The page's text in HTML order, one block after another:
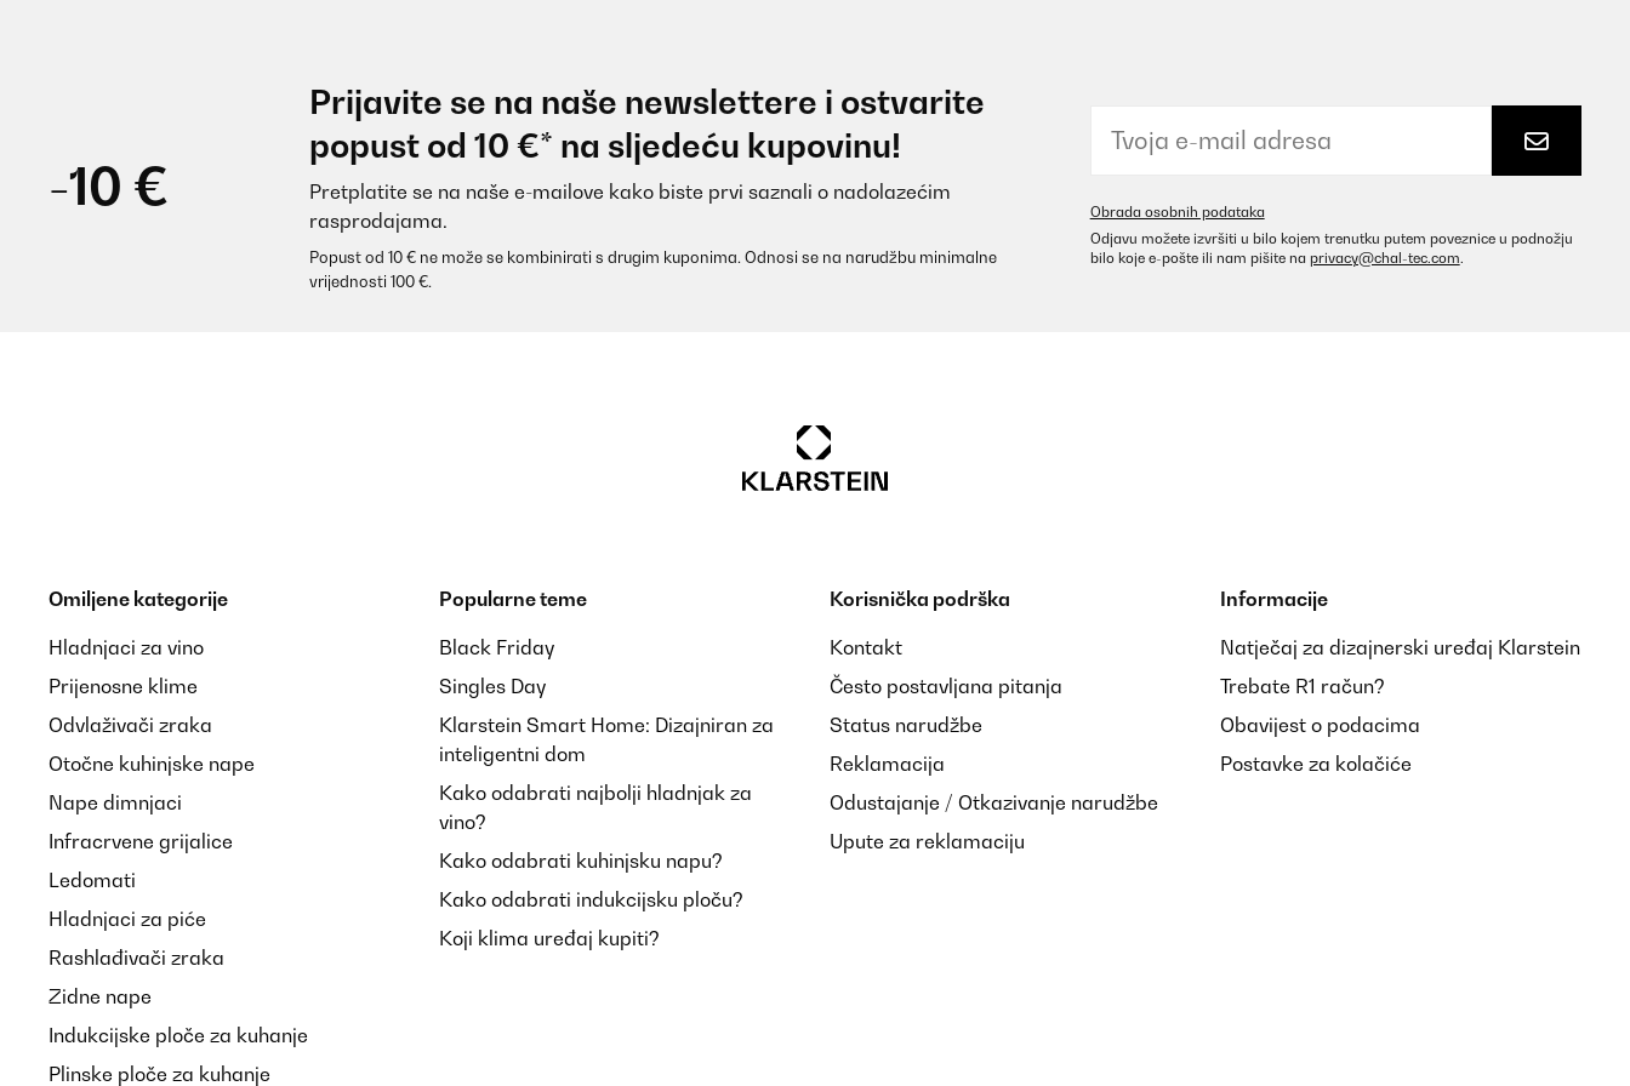
-10 €
Prijavite se na naše newslettere i ostvarite
popust od 10 €* na sljedeću kupovinu!
Pretplatite se na naše e-mailove kako biste prvi saznali o nadolazećim
rasprodajama.
Popust od 10 € ne može se kombinirati s drugim kuponima. Odnosi se na narudžbu minimalne
vrijednosti 100 €.
Obrada osobnih podataka
Odjavu možete izvršiti u bilo kojem trenutku putem poveznice u podnožju
bilo koje e-pošte ili nam pišite na privacy@chal-tec.com.
Omiljene kategorije
Hladnjaci za vino
Prijenosne klime
Odvlaživači zraka
Otočne kuhinjske nape
Nape dimnjaci
Infracrvene grijalice
Ledomati
Hladnjaci za piće
Rashlađivači zraka
Zidne nape
Indukcijske ploče za kuhanje
Plinske ploče za kuhanje
Popularne teme
Black Friday
Singles Day
Klarstein Smart Home: Dizajniran za
inteligentni dom
Kako odabrati najbolji hladnjak za
vino?
Kako odabrati kuhinjsku napu?
Kako odabrati indukcijsku ploču?
Koji klima uređaj kupiti?
Korisnička podrška
Kontakt
Često postavljana pitanja
Status narudžbe
Reklamacija
Odustajanje / Otkazivanje narudžbe
Upute za reklamaciju
Informacije
Natječaj za dizajnerski uređaj Klarstein
Trebate R1 račun?
Obavijest o podacima
Postavke za kolačiće